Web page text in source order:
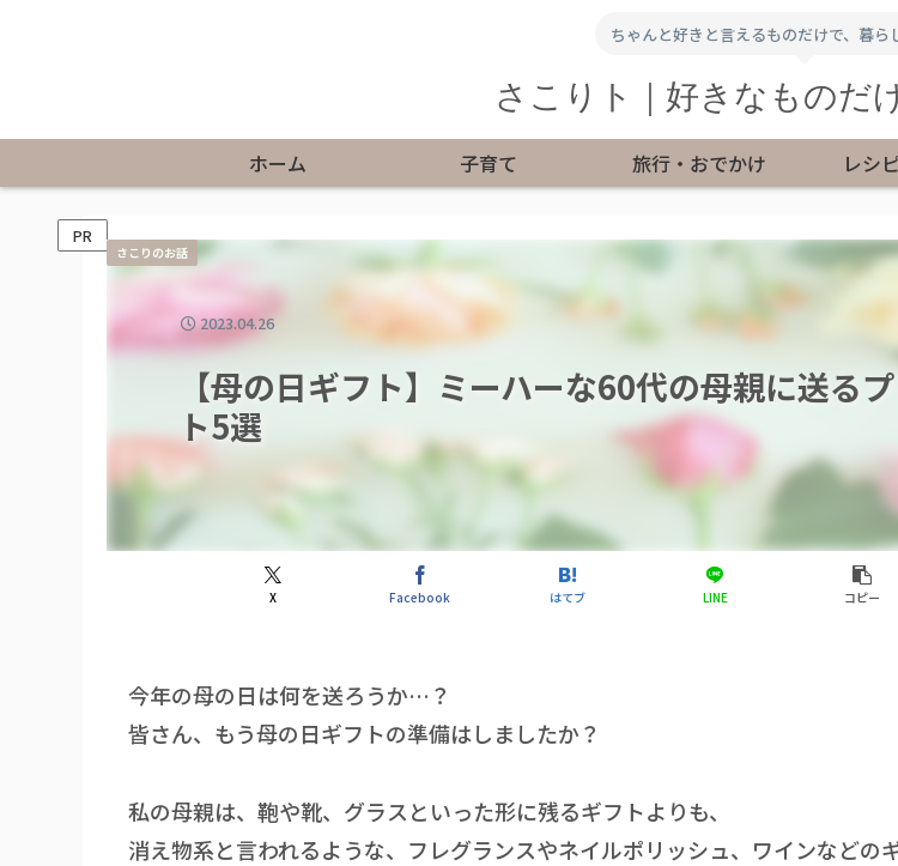
ちゃんと好きと言えるものだけで、暮ら
さこりト｜好きなものだ
ホーム 子育て 旅行・おでかけ レシ
PR
【母の日ギフト】ミーハーな60代の母親に送る
ト5選
さこりのお話
X Facebook はてブ LINE コピー
2023.04.26
今年の母の日は何を送ろうか…？
皆さん、もう母の日ギフトの準備はしましたか？
私の母親は、鞄や靴、グラスといった形に残るギフトよりも、
消え物系と言われるような、フレグランスやネイルポリッシュ、ワインなどの